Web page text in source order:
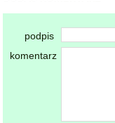
podpis
komentarz